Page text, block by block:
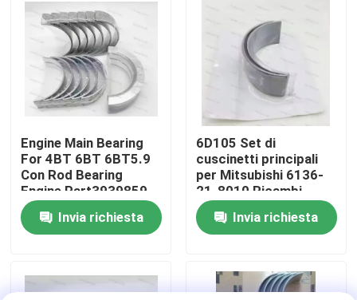
Visita alla fabbrica
Controllo della qualità
Contattaci
Notizie
CUSCINETTO PRINCIPALE DEL MOTORE
Engine Main Bearing
For 4BT 6BT 6BT5.9
Con Rod Bearing
Engine Part3939859
3802070
Invia richiesta
6D105 Set di
cuscinetti principali
per Mitsubishi 6136-
21-8010 Ricambi
Cuscinetti per motori
diesel Invia richiesta